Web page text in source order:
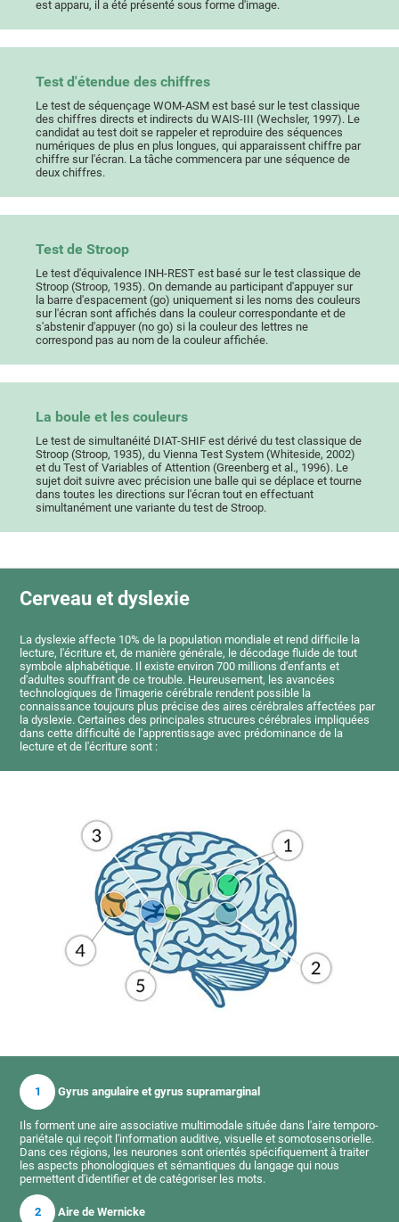
est apparu, il a été présenté sous forme d'image.
Test d'étendue des chiffres
Le test de séquençage WOM-ASM est basé sur le test classique
des chiffres directs et indirects du WAIS-III (Wechsler, 1997). Le
candidat au test doit se rappeler et reproduire des séquences
numériques de plus en plus longues, qui apparaissent chiffre par
chiffre sur l'écran. La tâche commencera par une séquence de
deux chiffres.
Test de Stroop
Le test d'équivalence INH-REST est basé sur le test classique de
Stroop (Stroop, 1935). On demande au participant d'appuyer sur
la barre d'espacement (go) uniquement si les noms des couleurs
sur l'écran sont affichés dans la couleur correspondante et de
s'abstenir d'appuyer (no go) si la couleur des lettres ne
correspond pas au nom de la couleur affichée.
La boule et les couleurs
Le test de simultanéité DIAT-SHIF est dérivé du test classique de
Stroop (Stroop, 1935), du Vienna Test System (Whiteside, 2002)
et du Test of Variables of Attention (Greenberg et al., 1996). Le
sujet doit suivre avec précision une balle qui se déplace et tourne
dans toutes les directions sur l'écran tout en effectuant
simultanément une variante du test de Stroop.
Cerveau et dyslexie
La dyslexie affecte 10% de la population mondiale et rend difficile la
lecture, l'écriture et, de manière générale, le décodage fluide de tout
symbole alphabétique. Il existe environ 700 millions d'enfants et
d'adultes souffrant de ce trouble. Heureusement, les avancées
technologiques de l'imagerie cérébrale rendent possible la
connaissance toujours plus précise des aires cérébrales affectées par
la dyslexie. Certaines des principales strucures cérébrales impliquées
dans cette difficulté de l'apprentissage avec prédominance de la
lecture et de l'écriture sont :
1 Gyrus angulaire et gyrus supramarginal
Ils forment une aire associative multimodale située dans l'aire temporo-
pariétale qui reçoit l'information auditive, visuelle et somotosensorielle.
Dans ces régions, les neurones sont orientés spécifiquement à traiter
les aspects phonologiques et sémantiques du langage qui nous
permettent d'identifier et de catégoriser les mots.
2 Aire de Wernicke